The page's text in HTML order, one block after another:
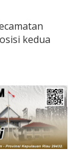
kedua